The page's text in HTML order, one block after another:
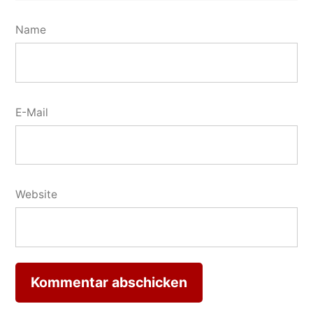
Name
E-Mail
Website